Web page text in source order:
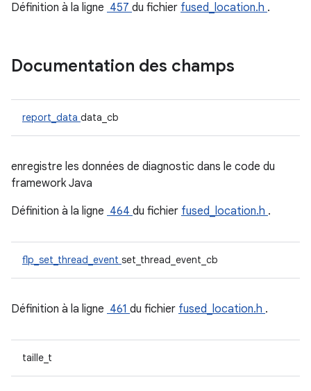
Définition à la ligne 457 du fichier fused_location.h .
Documentation des champs
report_data data_cb
enregistre les données de diagnostic dans le code du
framework Java
Définition à la ligne 464 du fichier fused_location.h .
flp_set_thread_event set_thread_event_cb
Définition à la ligne 461 du fichier fused_location.h .
taille_t